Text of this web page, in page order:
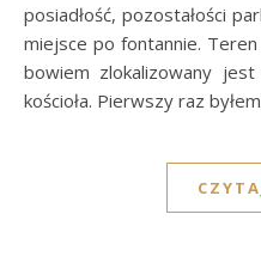
posiadłość, pozostałości
miejsce po fontannie.
bowiem zlokalizowany
kościoła. Pierwszy raz